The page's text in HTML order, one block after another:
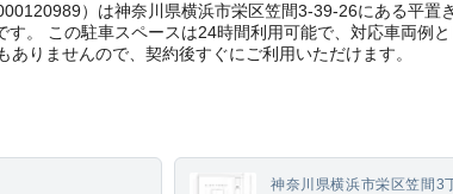
）は神奈川県横浜市栄区笠間3-39-26にある平置
。 この駐車スペースは24時間利用可能で、対応車両例
りませんので、契約後すぐにご利用いただけます。
神奈川県横浜市栄区笠間3